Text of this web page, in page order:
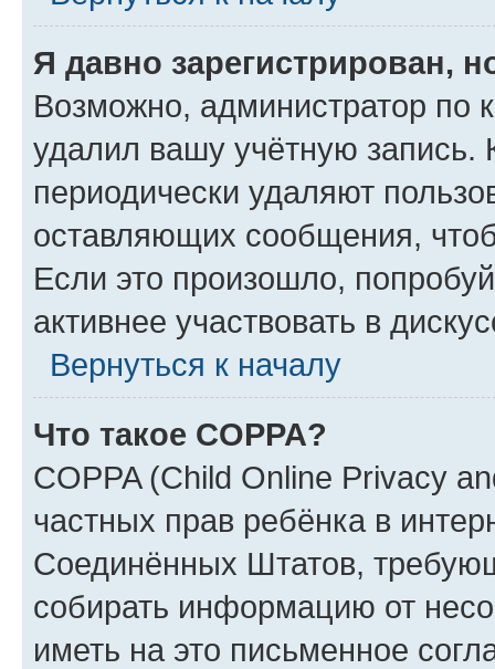
Я давно зарегистрирован,
Возможно, администратор по
удалил вашу учётную запись.
периодически удаляют
оставляющих сообщения,
Если это произошло,
активнее участвовать в
Вернуться к началу
Что такое COPPA?
COPPA (Child Online Privacy
частных прав ребёнка в
Соединённых Штатов,
собирать информацию от
иметь на это письменное